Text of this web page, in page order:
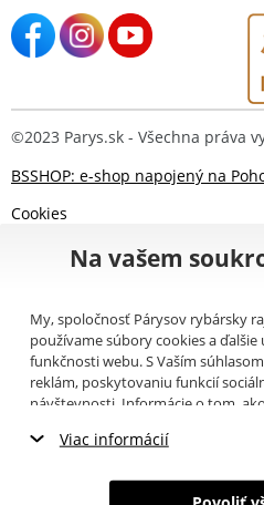
©2023 Parys.sk - Všechna práva
BSSHOP: e-shop napojený na
Cookies
Na vašem
My, spoločnosť Párysov rybársky
používame súbory cookies a ďalšie
funkčnosti webu. S Vaším
reklám, poskytovaniu funkcií
návštevnosti. Informácie o tom,
(napríklad Google).Tu
informáciami, ktoré ste im poskytli
Viac informácií
Nevyhnutné cookies